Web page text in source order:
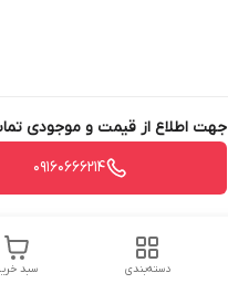
جهت اطلاع از قیمت و موجودی
09160666214
سبد دسته‌بندی